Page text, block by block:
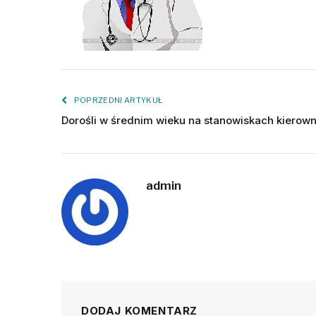
POPRZEDNI ARTYKUŁ
Dorośli w średnim wieku na stanowiskach
admin
DODAJ KOMENTARZ